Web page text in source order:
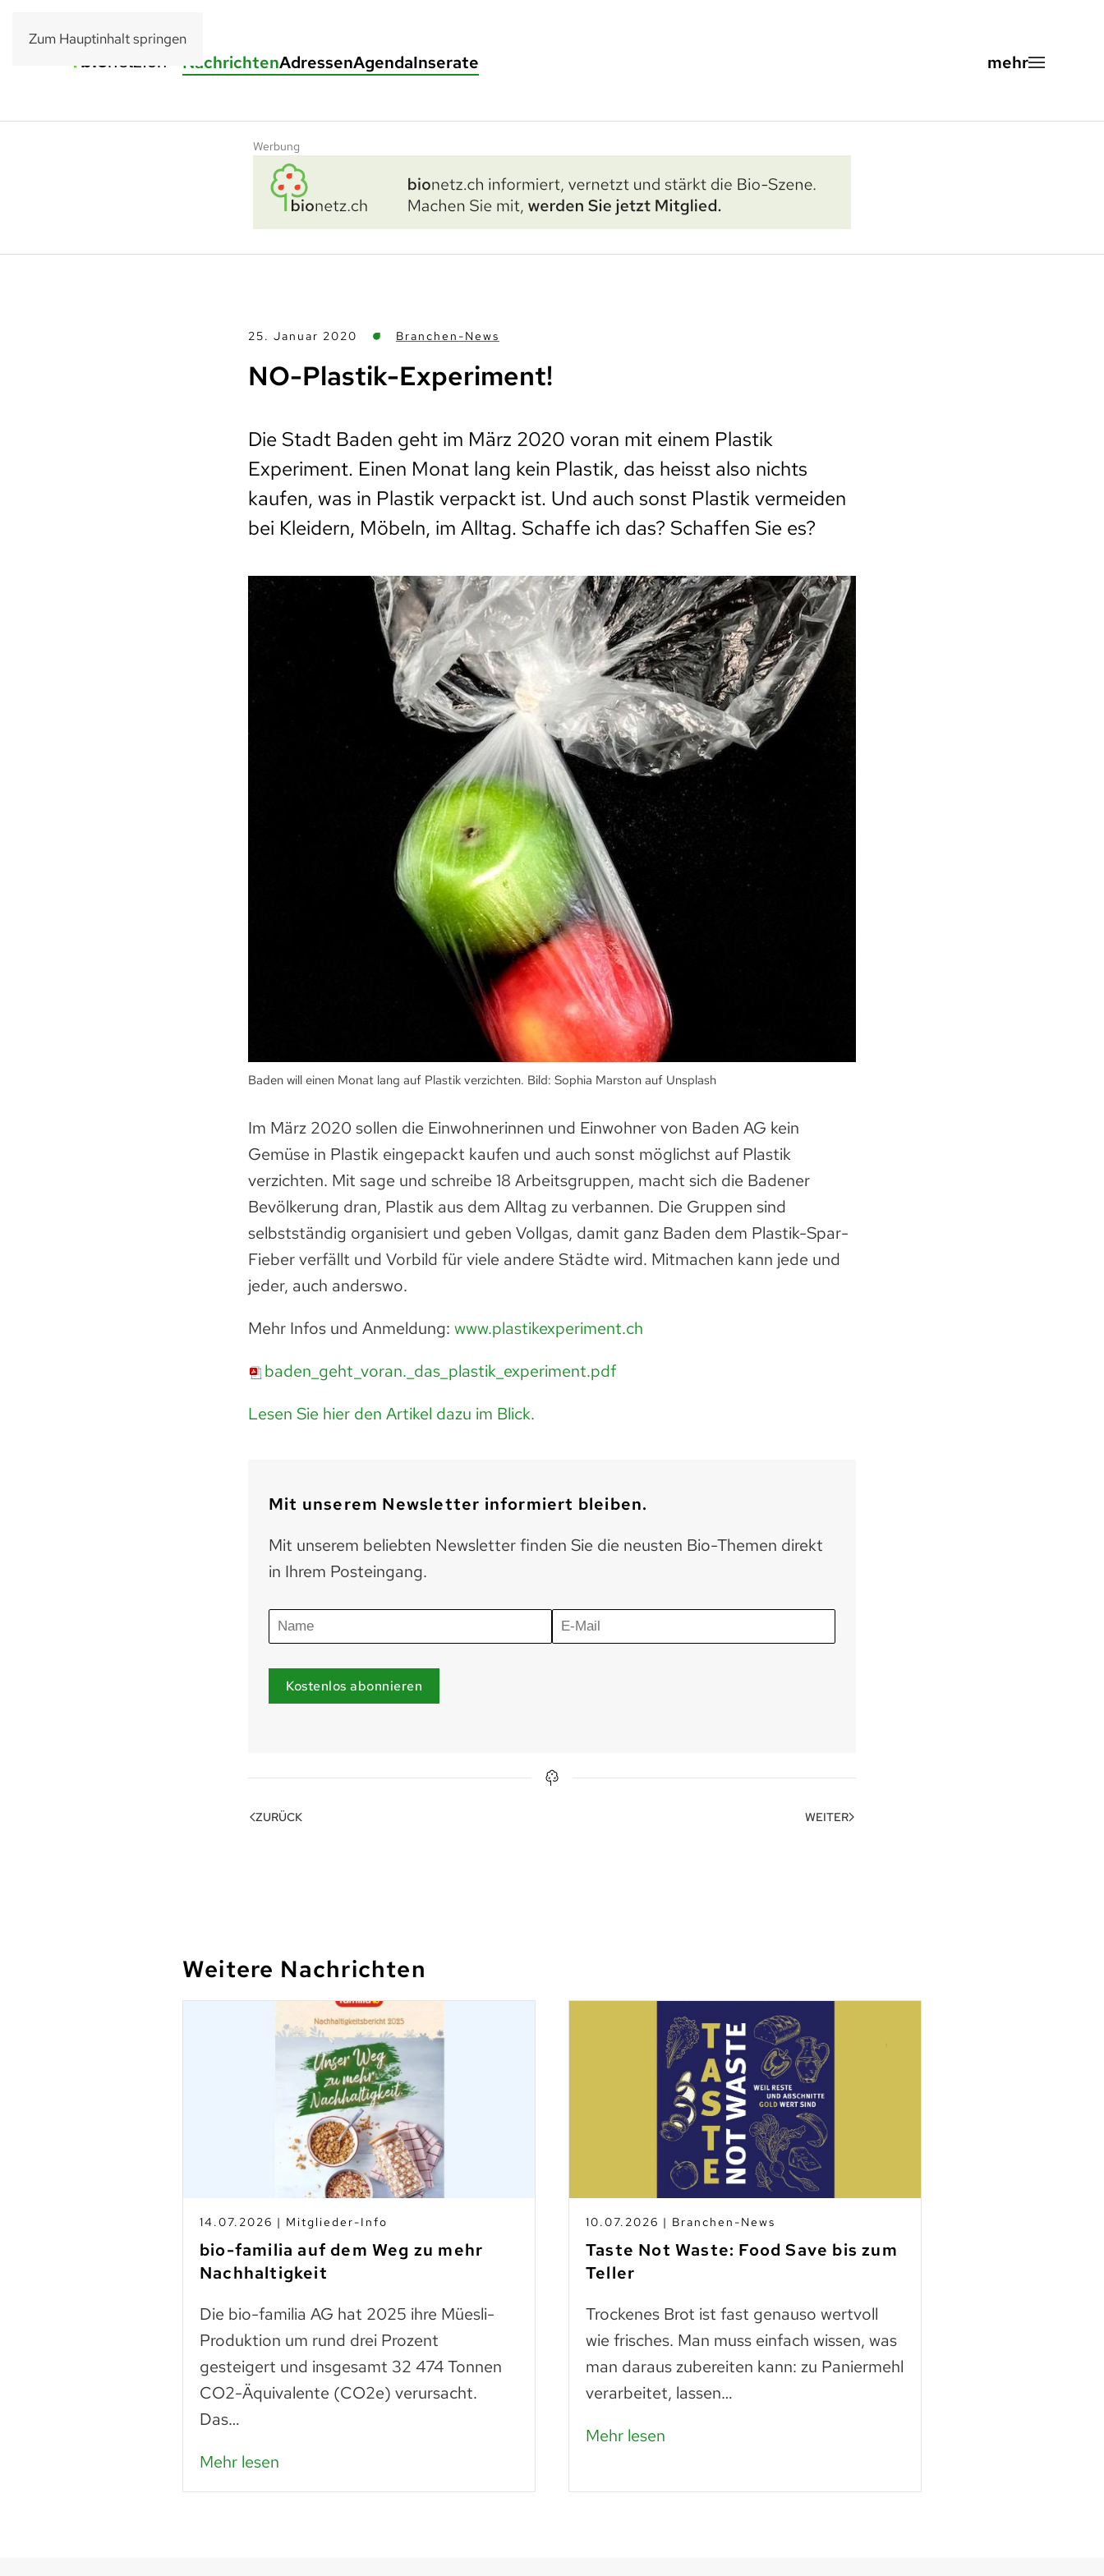
Zum Hauptinhalt springen
NachrichtenAdressenAgendaInserate
Werbung
25. Januar 2020 Branchen-News
NO-Plastik-Experiment!
Die Stadt Baden geht im März 2020 voran mit einem Plastik
Experiment. Einen Monat lang kein Plastik, das heisst also nichts
kaufen, was in Plastik verpackt ist. Und auch sonst Plastik vermeiden
bei Kleidern, Möbeln, im Alltag. Schaffe ich das? Schaffen Sie es?
Baden will einen Monat lang auf Plastik verzichten. Bild: Sophia Marston auf Unsplash
Im März 2020 sollen die Einwohnerinnen und Einwohner von Baden AG kein
Gemüse in Plastik eingepackt kaufen und auch sonst möglichst auf Plastik
verzichten. Mit sage und schreibe 18 Arbeitsgruppen, macht sich die Badener
Bevölkerung dran, Plastik aus dem Alltag zu verbannen. Die Gruppen sind
selbstständig organisiert und geben Vollgas, damit ganz Baden dem Plastik-Spar-
Fieber verfällt und Vorbild für viele andere Städte wird. Mitmachen kann jede und
jeder, auch anderswo.
Mehr Infos und Anmeldung: www.plastikexperiment.ch
baden_geht_voran._das_plastik_experiment.pdf
Lesen Sie hier den Artikel dazu im Blick.
Mit unserem Newsletter informiert bleiben.
Mit unserem beliebten Newsletter finden Sie die neusten Bio-Themen direkt
in Ihrem Posteingang.
Kostenlos abonnieren
ZURÜCK WEITER
Weitere Nachrichten
14.07.2026 | Mitglieder-Info
bio-familia auf dem Weg zu mehr
Nachhaltigkeit
Die bio-familia AG hat 2025 ihre Müesli-
Produktion um rund drei Prozent
gesteigert und insgesamt 32 474 Tonnen
CO2-Äquivalente (CO2e) verursacht.
Das…
Mehr lesen
10.07.2026 | Branchen-News
Taste Not Waste: Food Save bis zum
Teller
Trockenes Brot ist fast genauso wertvoll
wie frisches. Man muss einfach wissen, was
man daraus zubereiten kann: zu Paniermehl
verarbeitet, lassen…
Mehr lesen